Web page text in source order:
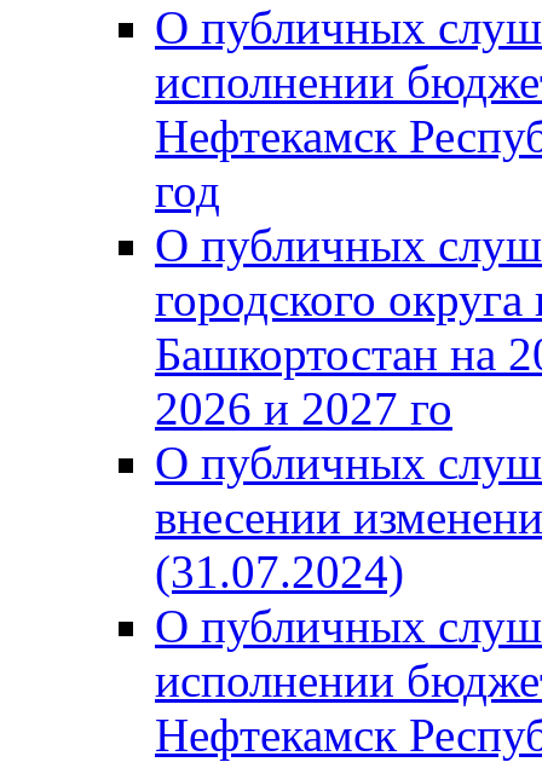
О публичных
исполнении
Нефтекамск
год
О публичных
городского
Башкортостан на
2026 и 2027 го
О публичных
внесении
(31.07.2024)
О публичных
исполнении
Нефтекамск